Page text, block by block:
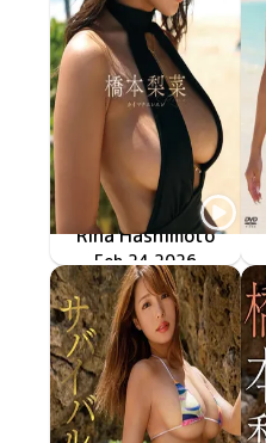
Rina Hashimoto
カイマナエレエレ
OME-692
Feb 24 2026